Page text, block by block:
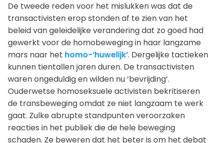
De tweede reden voor het mislukken was dat de
transactivisten erop stonden af te zien van het
beleid van geleidelijke verandering dat zo goed had
gewerkt voor de homobeweging in haar langzame
mars naar het homo-‘huwelijk’. Dergelijke tactieken
kunnen tientallen jaren duren. De transactivisten
waren ongeduldig en wilden nu ‘bevrijding’.
Ouderwetse homoseksuele activisten bekritiseren
de transbeweging omdat ze niet langzaam te werk
gaat. Zulke abrupte standpunten veroorzaken
reacties in het publiek die de hele beweging
schaden. Ze beweren dat het beter is om het debat